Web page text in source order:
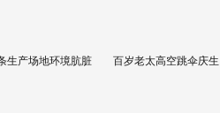
生产场地环境肮脏 百岁老太高空跳伞庆生